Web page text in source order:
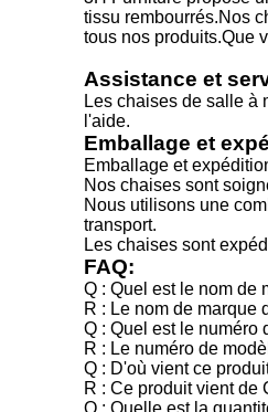
tissu rembourrés.Nos
tous nos produits.Que
Assistance et
Les chaises de salle à
l'aide.
Emballage et
Emballage et
Nos chaises sont
Nous utilisons une
transport.
Les chaises sont
FAQ:
Q : Quel est le nom de
R : Le nom de marque
Q : Quel est le numéro
R : Le numéro de
Q : D'où vient ce
R : Ce produit vient de
Q : Quelle est la